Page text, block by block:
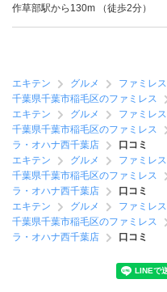
作草部駅から130m （徒歩2分）
エキテン グルメ ファミレス
千葉県千葉市稲毛区のファミレス
エキテン
グルメ ファミレス
千葉県千葉市稲毛区のファミレス
ラ・オハナ西千葉店
口コミ
エキテン
グルメ ファミレス
千葉県千葉市稲毛区のファミレス
ラ・オハナ西千葉店
口コミ
エキテン
グルメ ファミレス
千葉県千葉市稲毛区のファミレス
ラ・オハナ西千葉店
口コミ